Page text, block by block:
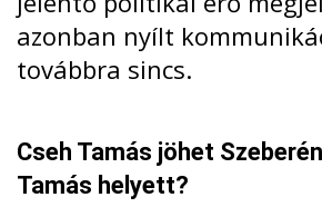
azonban nyílt
továbbra sincs.
Cseh Tamás jöhet
Tamás helyett?